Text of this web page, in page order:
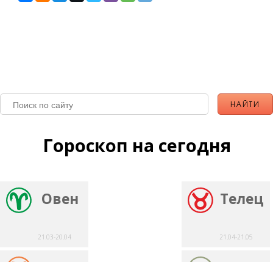
Гороскоп на сегодня
Овен
21.03-20.04
Телец
21.04-21.05